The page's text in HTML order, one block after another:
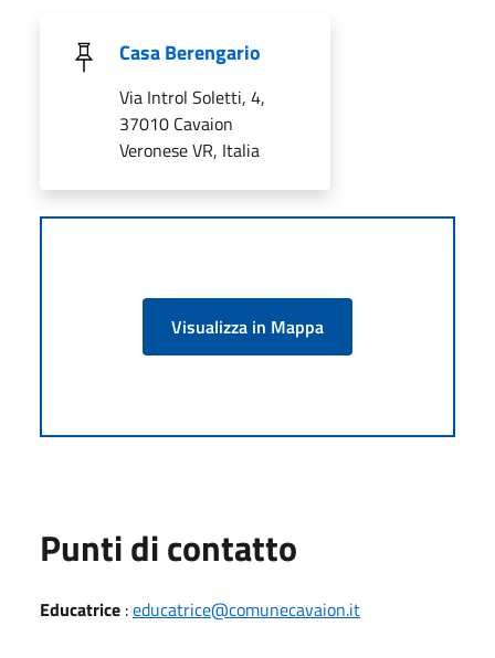
Casa Berengario
Via Introl Soletti, 4,
37010 Cavaion
Veronese VR, Italia
Visualizza in Mappa
Punti di contatto
Educatrice :educatrice@comunecavaion.it